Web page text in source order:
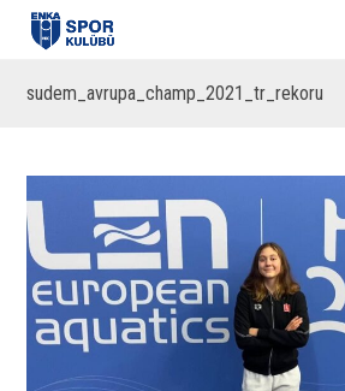
sudem_avrupa_champ_2021_tr_rekoru